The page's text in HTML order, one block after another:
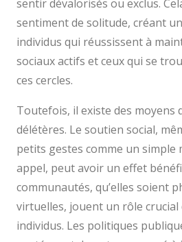
sentir dévalorisés ou exclus.
sentiment de solitude, créant
individus qui réussissent à
sociaux actifs et ceux qui se
ces cercles.
Toutefois, il existe des moyens
délétères. Le soutien social,
petits gestes comme un simple
appel, peut avoir un effet
communautés, qu’elles soient
virtuelles, jouent un rôle crucial
individus. Les politiques